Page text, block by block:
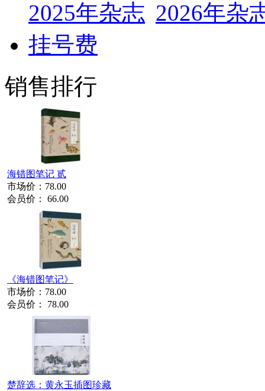
2025年杂志 2026年杂
挂号费
销售排行
海错图笔记 贰
市场价： 78.00
会员价： 66.00
《海错图笔记》
市场价： 78.00
会员价： 78.00
楚辞选：黄永玉插图珍藏